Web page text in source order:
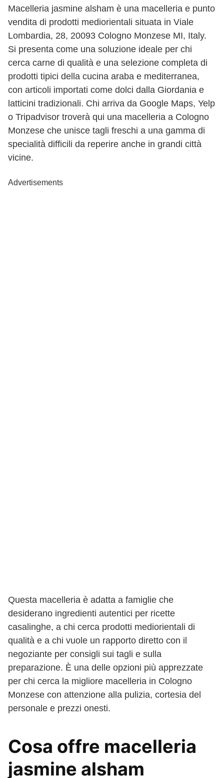
Macelleria jasmine alsham è una macelleria e punto
vendita di prodotti mediorientali situata in Viale
Lombardia, 28, 20093 Cologno Monzese MI, Italy.
Si presenta come una soluzione ideale per chi
cerca carne di qualità e una selezione completa di
prodotti tipici della cucina araba e mediterranea,
con articoli importati come dolci dalla Giordania e
latticini tradizionali. Chi arriva da Google Maps, Yelp
o Tripadvisor troverà qui una macelleria a Cologno
Monzese che unisce tagli freschi a una gamma di
specialità difficili da reperire anche in grandi città
vicine.
Advertisements
Questa macelleria è adatta a famiglie che
desiderano ingredienti autentici per ricette
casalinghe, a chi cerca prodotti mediorientali di
qualità e a chi vuole un rapporto diretto con il
negoziante per consigli sui tagli e sulla
preparazione. È una delle opzioni più apprezzate
per chi cerca la migliore macelleria in Cologno
Monzese con attenzione alla pulizia, cortesia del
personale e prezzi onesti.
Cosa offre macelleria
jasmine alsham